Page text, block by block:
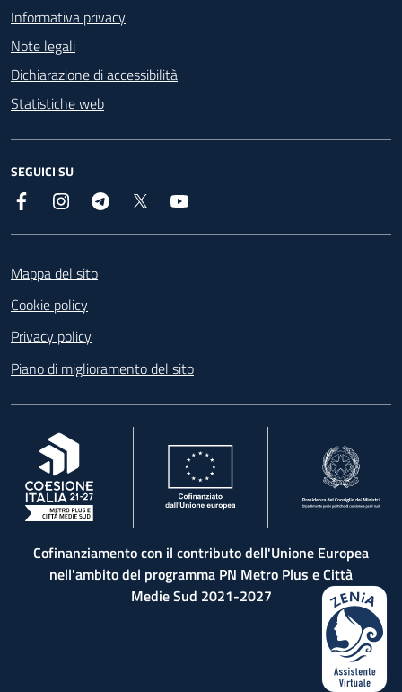
Informativa privacy
Note legali
Dichiarazione di accessibilità
Statistiche web
SEGUICI SU
Facebook InstagramTelegram
Mappa del sito
Cookie policy
Privacy policy
Piano di miglioramento del sito
, apre in una nuova scheda
Cofinanziamento con il contributo dell'Unione Europea
nell'ambito del programma PN Metro Plus e Città
Medie Sud 2021-2027